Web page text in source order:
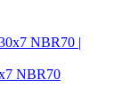
NBR70